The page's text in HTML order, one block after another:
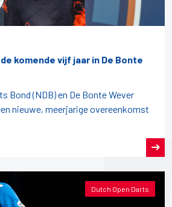
komende vijf jaar in De Bonte
Bond (NDB) en De Bonte Wever
nieuwe, meerjarige overeenkomst
Dutch Open Darts